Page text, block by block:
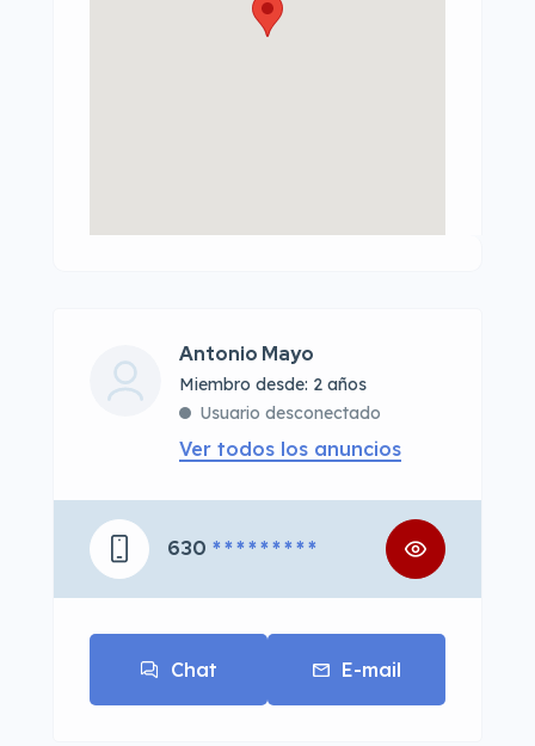
Antonio Mayo
Miembro desde: 2 años
Usuario desconectado
Ver todos los anuncios
630 * * * * * * * * *
Chat E-mail